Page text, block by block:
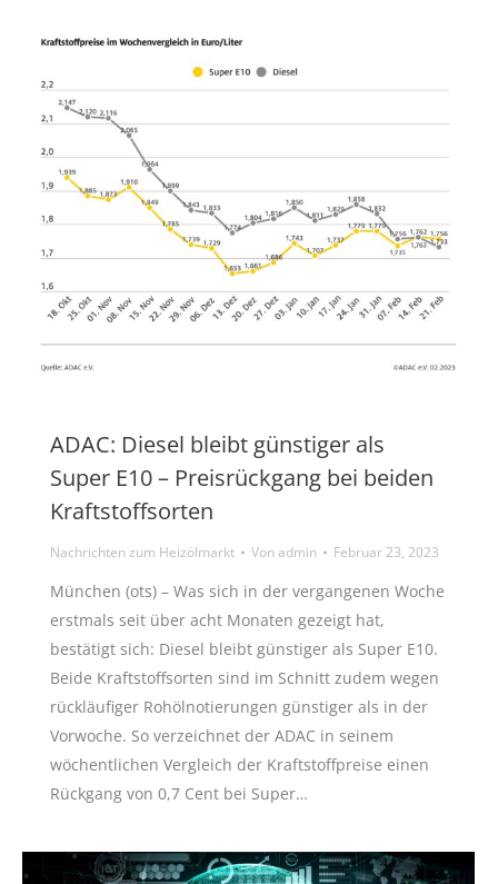
ADAC: Diesel bleibt günstiger als
Super E10 – Preisrückgang bei beiden
Kraftstoffsorten
Nachrichten zum Heizölmarkt Vonadmin Februar 23, 2023
München (ots) – Was sich in der vergangenen Woche
erstmals seit über acht Monaten gezeigt hat,
bestätigt sich: Diesel bleibt günstiger als Super E10.
Beide Kraftstoffsorten sind im Schnitt zudem wegen
rückläufiger Rohölnotierungen günstiger als in der
Vorwoche. So verzeichnet der ADAC in seinem
wöchentlichen Vergleich der Kraftstoffpreise einen
Rückgang von 0,7 Cent bei Super…